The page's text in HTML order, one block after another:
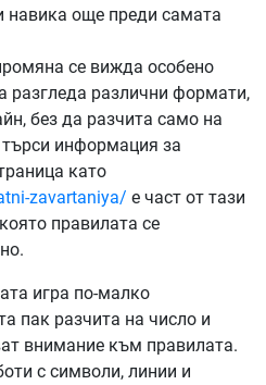
навика още преди самата
се вижда особено
разгледа различни формати,
без да разчита само на
информация за
като
zavartaniya/ е част от тази
правилата се
игра по-малко
пак разчита на число и
внимание към правилата.
с символи, линии и